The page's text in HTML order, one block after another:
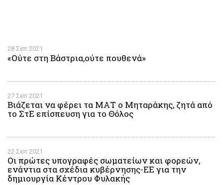
28 Σεπ 2021
«Ούτε στη Βάστρια,ούτε πουθενά»
27 Σεπ 2021
Βιάζεται να φέρει τα ΜΑΤ ο Μηταράκης, ζητά από
το ΣτΕ επίσπευση για το Θόλος
22 Σεπ 2021
Οι πρώτες υπογραφές σωματείων και φορεών,
ενάντια στα σχέδια κυβέρνησης-ΕΕ για την
δημιουργία Κέντρου Φυλακής